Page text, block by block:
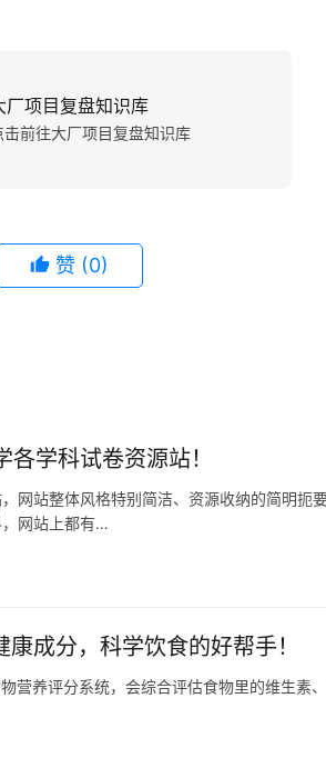
厂项目复盘知识库
击前往大厂项目复盘知识库
赞 (0)
学科试卷资源站！
网站整体风格特别简洁、资源收纳的简明扼
网站上都有…
成分，科学饮食的好帮手！
营养评分系统，会综合评估食物里的维生素